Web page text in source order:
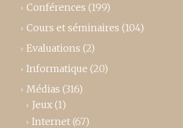
Conférences (199)
Cours et séminaires (104)
Evaluations (2)
Informatique (20)
Médias (316)
Jeux (1)
Internet (67)